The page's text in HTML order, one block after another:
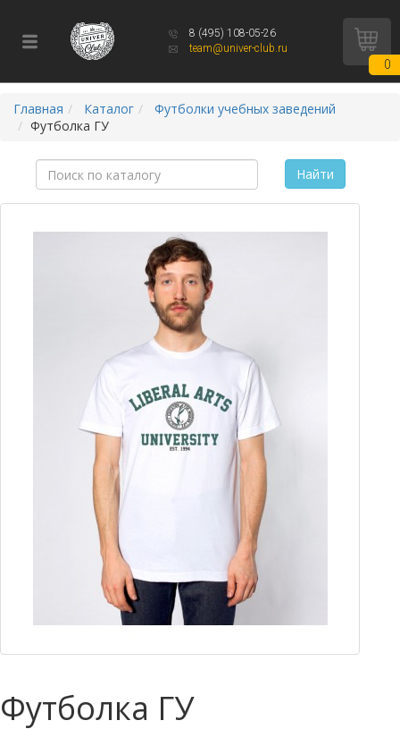
8 (495) 108-05-26
team@univer-club.ru
0
Главная Каталог
Футболки учебных заведений
Футболка ГУ
Найти
Футболка ГУ